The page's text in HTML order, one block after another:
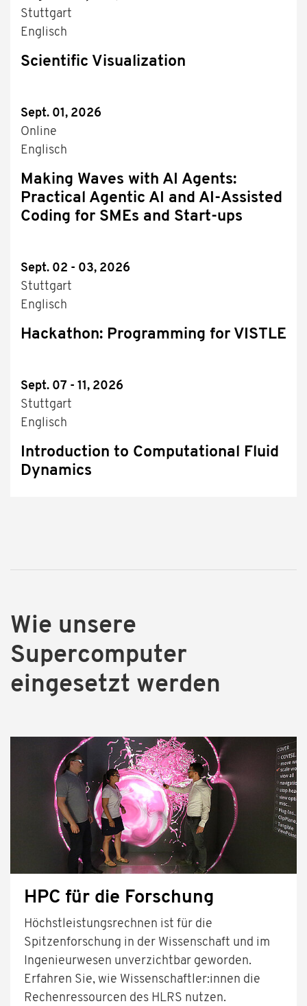
Stuttgart
Englisch
Scientific Visualization
Sept. 01, 2026
Online
Englisch
Making Waves with AI Agents:
Practical Agentic AI and AI-Assisted
Coding for SMEs and Start-ups
Sept. 02 - 03, 2026
Stuttgart
Englisch
Hackathon: Programming for VISTLE
Sept. 07 - 11, 2026
Stuttgart
Englisch
Introduction to Computational Fluid
Dynamics
Wie unsere
Supercomputer
eingesetzt werden
HPC für die Forschung
Höchstleistungsrechnen ist für die
Spitzenforschung in der Wissenschaft und im
Ingenieurwesen unverzichtbar geworden.
Erfahren Sie, wie Wissenschaftler:innen die
Rechenressourcen des HLRS nutzen.